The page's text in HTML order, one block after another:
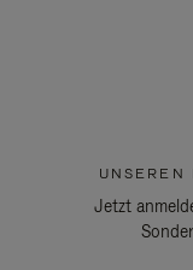
UNSEREN
Jetzt